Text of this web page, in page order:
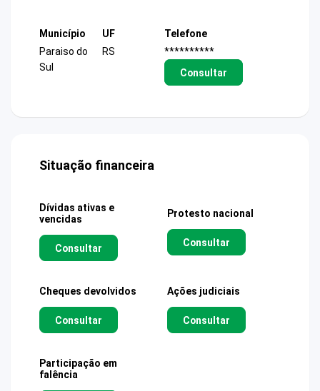
Município
Paraiso do
Sul
UF
RS
Telefone
**********
Consultar
Situação financeira
Dívidas ativas e
vencidas
Consultar
Protesto nacional
Consultar
Cheques devolvidos
Consultar
Ações judiciais
Consultar
Participação em
falência